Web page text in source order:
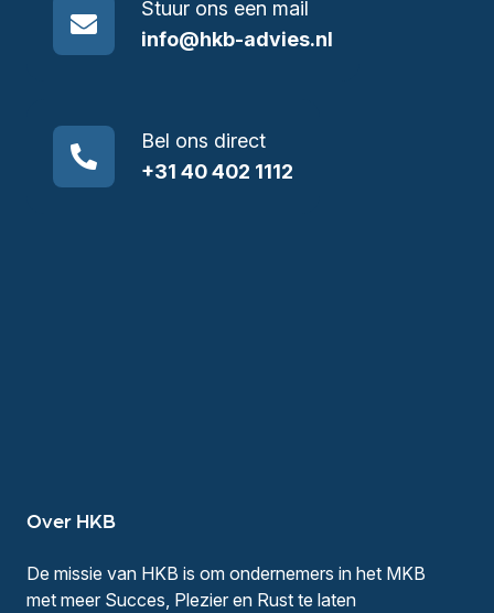
Stuur ons een mail
info@hkb-advies.nl
Bel ons direct
+31 40 402 1112
Over HKB
De missie van HKB is om ondernemers in het MKB
met meer Succes, Plezier en Rust te laten